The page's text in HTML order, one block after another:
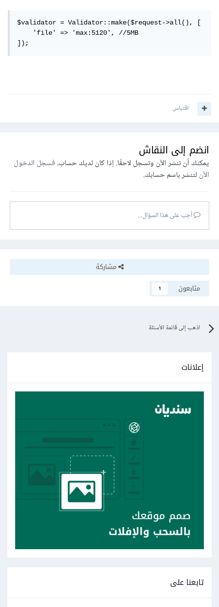
$validator = Validator::make($request->all(), [
    'file' => 'max:5120', //5MB
]);
اقتباس
انضم إلى النقاش
يمكنك أن تنشر الآن وتسجل لاحقًا. إذا كان لديك حساب،فسجل الدخول
الآنلتنشر باسم حسابك.
أجب على هذا السؤال...
مشاركة
متابعون
1
اذهب إلى قائمة الأسئلة
إعلانات
تابعنا على